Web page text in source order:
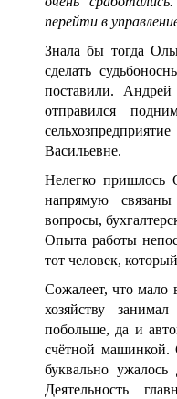
перейти в
Знала бы тогда
сделать
поставили.
отправился
Васильевне.
Нелегко пришлось
напрямую
вопросы,
Опыта работы
тот человек,
Сожалеет, что мало
хозяйству
побольше, да и
счётной машинкой.
буквально
Деятельность